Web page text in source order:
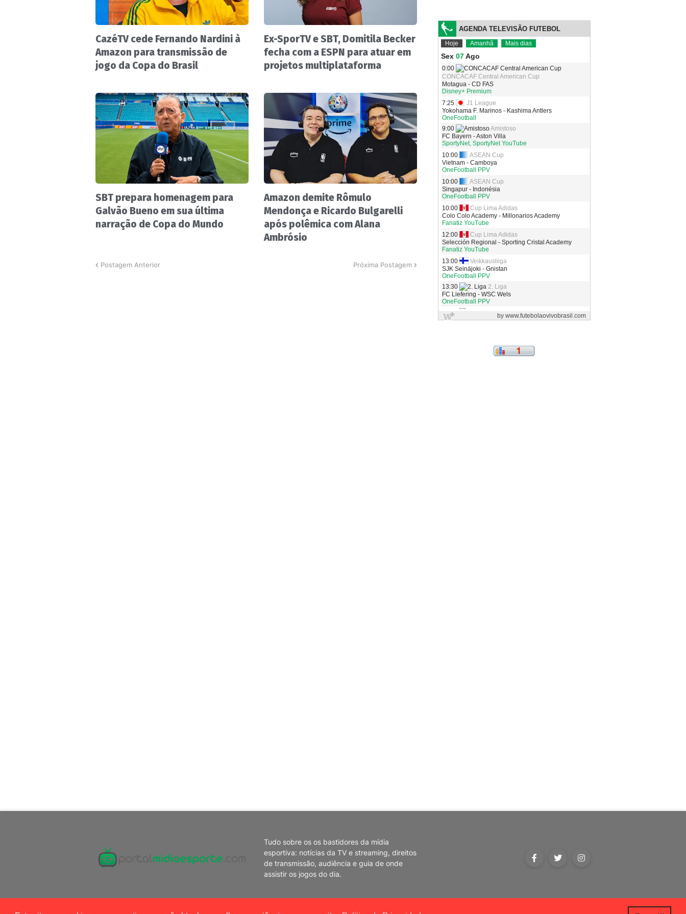
CazéTV cede Fernando Nardini à
Amazon para transmissão de
jogo da Copa do Brasil
Ex-SporTV e SBT, Domitila Becker
fecha com a ESPN para atuar em
projetos multiplataforma
SBT prepara homenagem para
Galvão Bueno em sua última
narração de Copa do Mundo
Amazon demite Rômulo
Mendonça e Ricardo Bulgarelli
após polêmica com Alana
Ambrósio
Postagem Anterior Próxima Postagem
Tudo sobre os os bastidores da mídia
esportiva: notícias da TV e streaming, direitos
de transmissão, audiência e guia de onde
assistir os jogos do dia.